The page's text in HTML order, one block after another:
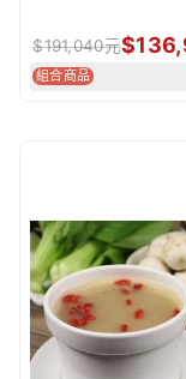
$191,040元$
組合商品